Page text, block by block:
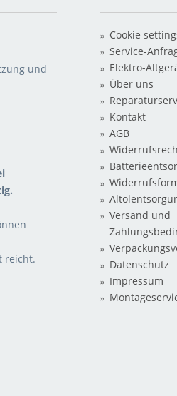
und
reicht.
Cookie
Service-
Elektro-
Über uns
Kontakt
AGB
Versand und
Datenschutz
Impressum